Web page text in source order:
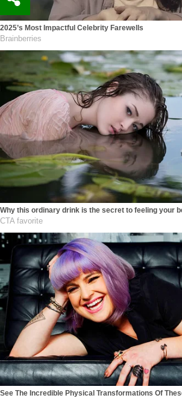
2025’s Most Impactful Celebrity Farewells
Brainberries
Why this ordinary drink is the secret to feeling your
CTA favorite
See The Incredible Physical Transformations Of